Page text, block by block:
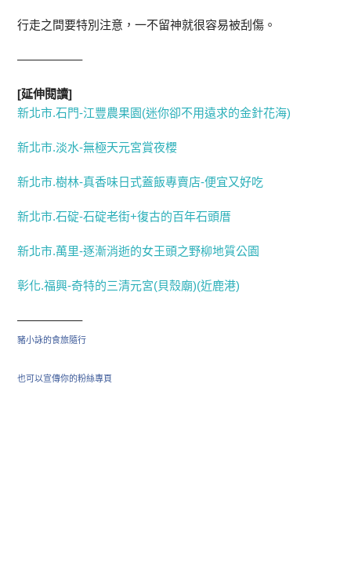
行走之間要特別注意，一不留神就很容易被刮傷。
—————–
[延伸閱讀]
新北市.石門-江豐農果園(迷你卻不用遠求的金針花海)
新北市.淡水-無極天元宮賞夜櫻
新北市.樹林-真香味日式蓋飯專賣店-便宜又好吃
新北市.石碇-石碇老街+復古的百年石頭厝
新北市.萬里-逐漸消逝的女王頭之野柳地質公園
彰化.福興-奇特的三清元宮(貝殼廟)(近鹿港)
—————–
豬小詠的食旅隨行
也可以宣傳你的粉絲專頁